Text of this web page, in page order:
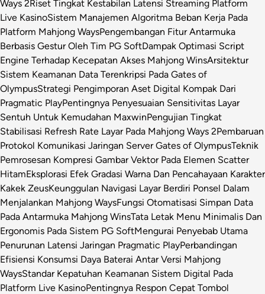
Ways 2Riset Tingkat Kestabilan Latensi Streaming Platform
Live KasinoSistem Manajemen Algoritma Beban Kerja Pada
Platform Mahjong WaysPengembangan Fitur Antarmuka
Berbasis Gestur Oleh Tim PG SoftDampak Optimasi Script
Engine Terhadap Kecepatan Akses Mahjong WinsArsitektur
Sistem Keamanan Data Terenkripsi Pada Gates of
OlympusStrategi Pengimporan Aset Digital Kompak Dari
Pragmatic PlayPentingnya Penyesuaian Sensitivitas Layar
Sentuh Untuk Kemudahan MaxwinPengujian Tingkat
Stabilisasi Refresh Rate Layar Pada Mahjong Ways 2Pembaruan
Protokol Komunikasi Jaringan Server Gates of OlympusTeknik
Pemrosesan Kompresi Gambar Vektor Pada Elemen Scatter
HitamEksplorasi Efek Gradasi Warna Dan Pencahayaan Karakter
Kakek ZeusKeunggulan Navigasi Layar Berdiri Ponsel Dalam
Menjalankan Mahjong WaysFungsi Otomatisasi Simpan Data
Pada Antarmuka Mahjong WinsTata Letak Menu Minimalis Dan
Ergonomis Pada Sistem PG SoftMengurai Penyebab Utama
Penurunan Latensi Jaringan Pragmatic PlayPerbandingan
Efisiensi Konsumsi Daya Baterai Antar Versi Mahjong
WaysStandar Kepatuhan Keamanan Sistem Digital Pada
Platform Live KasinoPentingnya Respon Cepat Tombol